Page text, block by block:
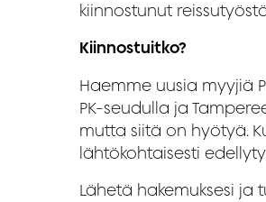
kiinnostunut
Kiinnostuitko?
Haemme uusia myyjiä
PK-seudulla ja
mutta siitä on hyötyä.
lähtökohtaisesti
Lähetä hakemuksesi ja